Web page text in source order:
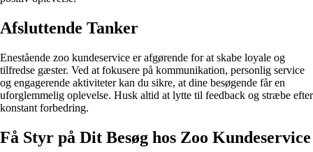
Afsluttende Tanker
Enestående zoo kundeservice er afgørende for at skabe loyale og
tilfredse gæster. Ved at fokusere på kommunikation, personlig service
og engagerende aktiviteter kan du sikre, at dine besøgende får en
uforglemmelig oplevelse. Husk altid at lytte til feedback og stræbe efter
konstant forbedring.
Få Styr på Dit Besøg hos Zoo Kundeservice